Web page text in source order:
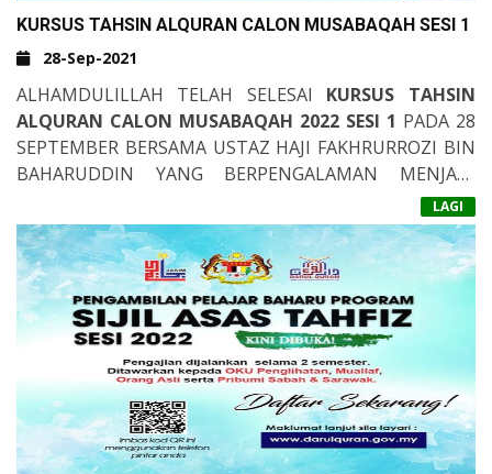
KURSUS TAHSIN ALQURAN CALON MUSABAQAH SESI 1
28-Sep-2021
ALHAMDULILLAH TELAH SELESAI KURSUS TAHSIN
ALQURAN CALON MUSABAQAH 2022 SESI 1 PADA 28
SEPTEMBER BERSAMA USTAZ HAJI FAKHRURROZI BIN
BAHARUDDIN YANG BERPENGALAMAN MENJADI
SELAMA
21 TAHUN. SERAMAI LEBIH KURANG 60 PELAJAR YANG
MENYERTAI KURSUS INI DARI 23 CAWANGAN MAAHAD
TAHFIZ ADDIN KAMI.SEMOGA USAHA MURNI INI
DAPAT MEMBERI MANFAAT KEPADA SELURUH
PELAJAR - PELAJAR DALAM MEMAHAMI BAGAIMANA
PROSES MUSABAQAH HAFAZAN DIJALANKAN DAN
MENINGKATKAN LAGI MUTU BACAAN MEREKA.
LAGI